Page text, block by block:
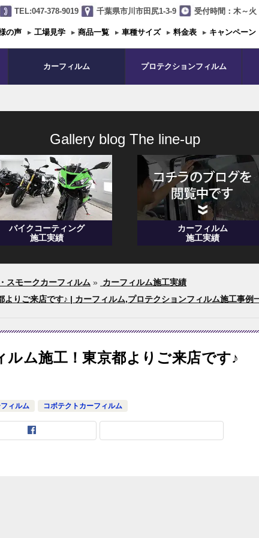
TEL:047-378-9019 千葉県市川市田尻1-3-9 受付時間：木～火
の声 ▸ 工場見学 ▸ 商品一覧 ▸ 車種サイズ ▸ 料金表 ▸ キャンペーン
カーフィルム プロテクションフィルム
Gallery blog The line-up
バイクコーティング
施工実績
カーフィルム
施工実績
スモークカーフィルム » カーフィルム施工実績
りご来店です♪ | カーフィルム,プロテクションフィルム施工事例
ム施工！東京都よりご来店です♪
ィルム コボテクトカーフィルム